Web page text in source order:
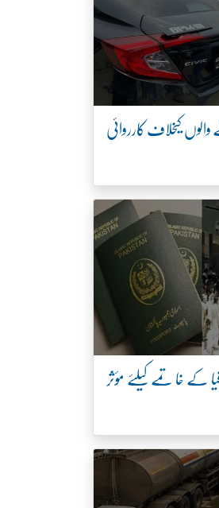
کیخلاف کارروائی
کے خاتمے کیلئے مؤثر